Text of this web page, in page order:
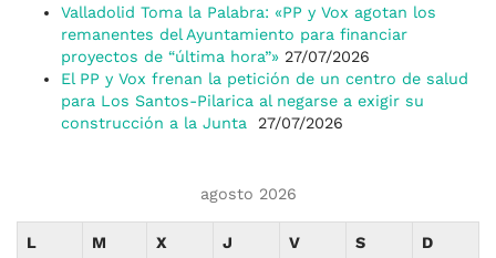
Valladolid Toma la Palabra: «PP y Vox agotan los
remanentes del Ayuntamiento para financiar
proyectos de “última hora”» 27/07/2026
El PP y Vox frenan la petición de un centro de salud
para Los Santos-Pilarica al negarse a exigir su
construcción a la Junta
27/07/2026
agosto 2026
L M X J V S D